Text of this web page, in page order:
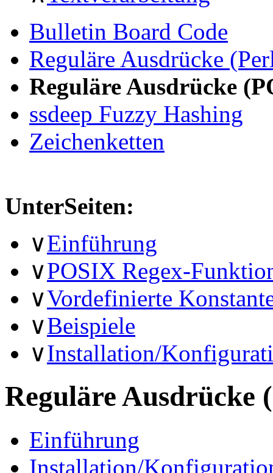
Bulletin Board Code
Reguläre Ausdrücke
Reguläre Ausdrücke
ssdeep Fuzzy Hashing
Zeichenketten
UnterSeiten:
∨Einführung
∨POSIX Regex-
∨Vordefinierte
∨Beispiele
∨Installation/
Reguläre Ausdrücke
Einführung
Installation/